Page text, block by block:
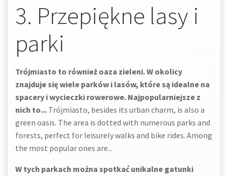
3. Przepiękne lasy i
parki
Trójmiasto to również oaza zieleni. W okolicy
znajduje się wiele parków i lasów, które są idealne na
spacery i wycieczki rowerowe. Najpopularniejsze z
nich to... Trójmiasto, besides its urban charm, is also a
green oasis. The area is dotted with numerous parks and
forests, perfect for leisurely walks and bike rides. Among
the most popular ones are...
W tych parkach można spotkać unikalne gatunki